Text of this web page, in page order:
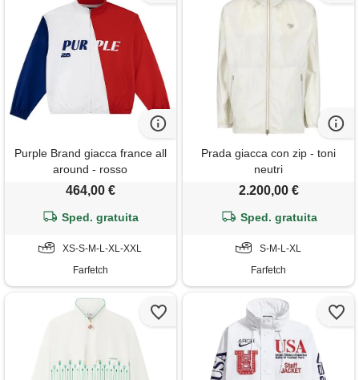
Purple Brand giacca france all
around - rosso
464,00 €
Sped. gratuita
XS-S-M-L-XL-XXL
Farfetch
Prada giacca con zip - toni
neutri
2.200,00 €
Sped. gratuita
S-M-L-XL
Farfetch